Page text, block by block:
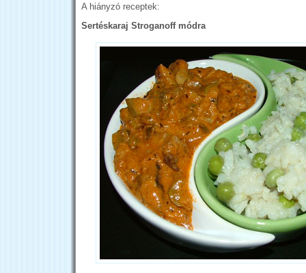
A hiányzó receptek:
Sertéskaraj Stroganoff módra